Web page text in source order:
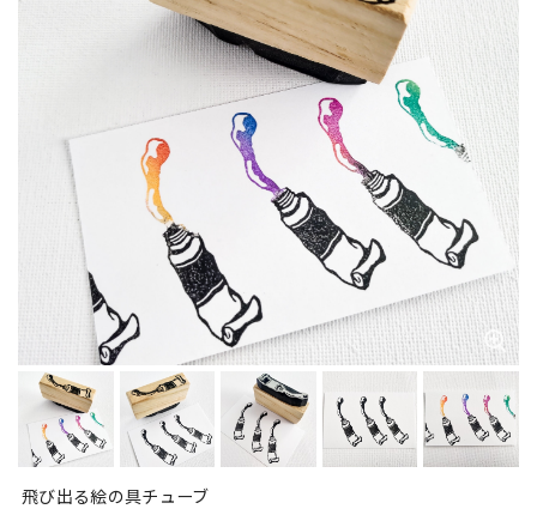
飛び出る絵の具チューブ